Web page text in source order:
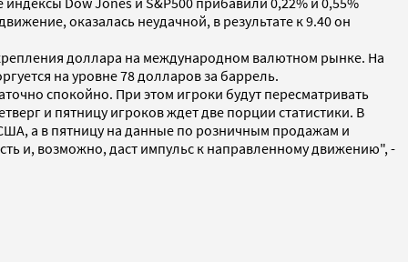
оказалась неудачной, в результате к 9.40 он
доллара на международном валютном рынке. На
на уровне 78 долларов за баррель.
спокойно. При этом игроки будут пересматривать
и пятницу игроков ждет две порции статистики. В
а в пятницу на данные по розничным продажам и
и, возможно, даст импульс к направленному движению", -